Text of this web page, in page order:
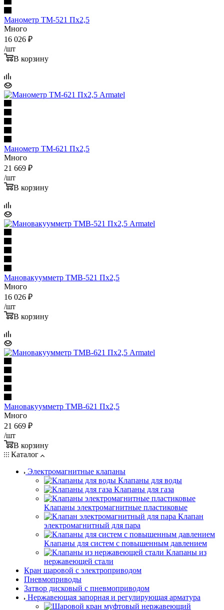
Манометр ТМ-521 Пх2,5
Много
16 026 ₽
/шт
В корзину
Манометр ТМ-621 Пх2,5
Много
21 669 ₽
/шт
В корзину
Мановакуумметр ТМВ-521 Пх2,5
Много
16 026 ₽
/шт
В корзину
Мановакуумметр ТМВ-621 Пх2,5
Много
21 669 ₽
/шт
В корзину
Каталог
Электромагнитные клапаны
Клапаны для воды
Клапаны для газа
Клапаны электромагнитные пластиковые
Клапан
электромагнитный для пара
Клапаны для систем с повышенным давлением
Клапаны из
нержавеющей стали
Кран шаровой с электроприводом
Пневмоприводы
Затвор дисковый с пневмоприводом
Нержавеющая запорная и регулирующая арматура